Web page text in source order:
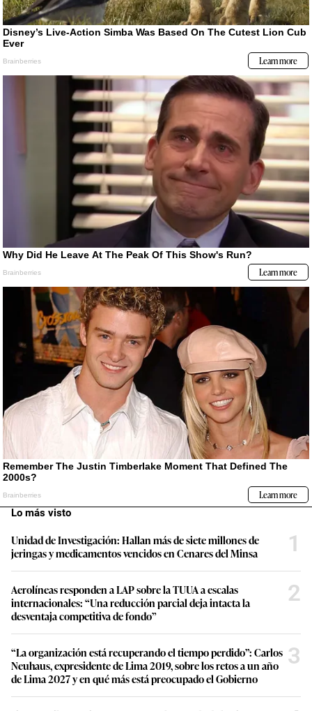
Lo más visto
Unidad de Investigación: Hallan más de siete millones de
jeringas y medicamentos vencidos en Cenares del Minsa
1
Aerolíneas responden a LAP sobre la TUUA a escalas
internacionales: “Una reducción parcial deja intacta la
desventaja competitiva de fondo”
2
“La organización está recuperando el tiempo perdido”: Carlos
Neuhaus, expresidente de Lima 2019, sobre los retos a un año
de Lima 2027 y en qué más está preocupado el Gobierno
3